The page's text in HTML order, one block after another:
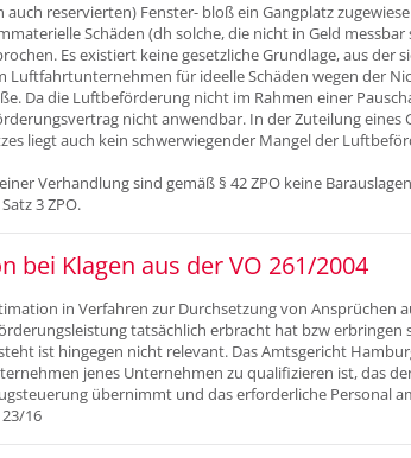
reservierten) Fenster- bloß ein Gangplatz
Schäden (dh solche, die nicht in Geld
Es existiert keine gesetzliche Grundlage, aus der
Luftfahrtunternehmen für ideelle Schäden wegen der
Da die Luftbeförderung nicht im Rahmen einer
nicht anwendbar. In der Zuteilung eines
liegt auch kein schwerwiegender Mangel der
Verhandlung sind gemäß § 42 ZPO keine
3 ZPO.
bei Klagen aus der VO 261/2004
in Verfahren zur Durchsetzung von Ansprüchen
tatsächlich erbracht hat bzw erbringen
ist hingegen nicht relevant. Das Amtsgericht
jenes Unternehmen zu qualifizieren ist, das
übernimmt und das erforderliche Personal
16